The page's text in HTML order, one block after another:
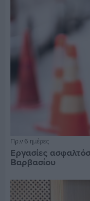
Πριν 6 ημέρες
Εργασίες
Βαρβασίου